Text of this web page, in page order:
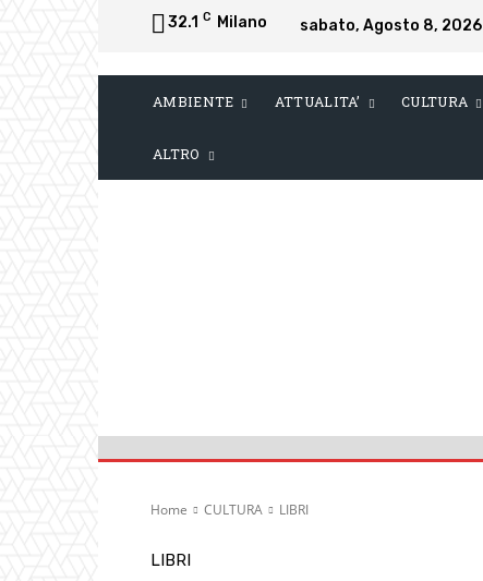
32.1 C Milano sabato, Agosto 8, 2026
AMBIENTE ATTUALITA’ CULTURA
ALTRO
Home CULTURA LIBRI
LIBRI